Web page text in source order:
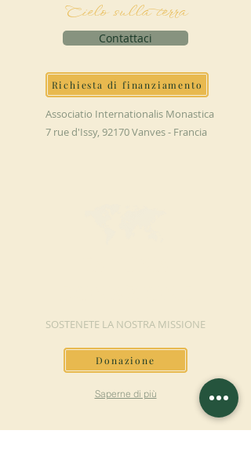
Cielo sulla terra
Contattaci
Richiesta di finanziamento
Associatio Internationalis Monastica
7 rue d'Issy, 92170 Vanves - Francia
SOSTENETE LA NOSTRA MISSIONE
Donazione
Saperne di più